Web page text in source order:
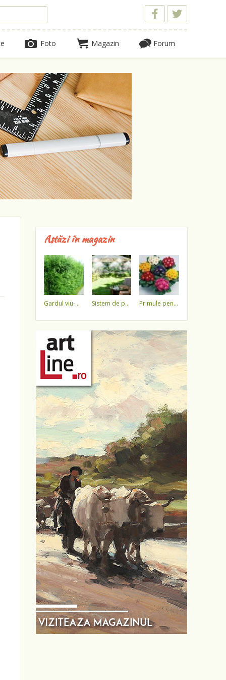
Foto Magazin Forum
Astăzi în magazin
gardul viu-minune! sistem de pulverizare a apei primule pentru 1 martie 3,5 lei / ghiveci !!!!